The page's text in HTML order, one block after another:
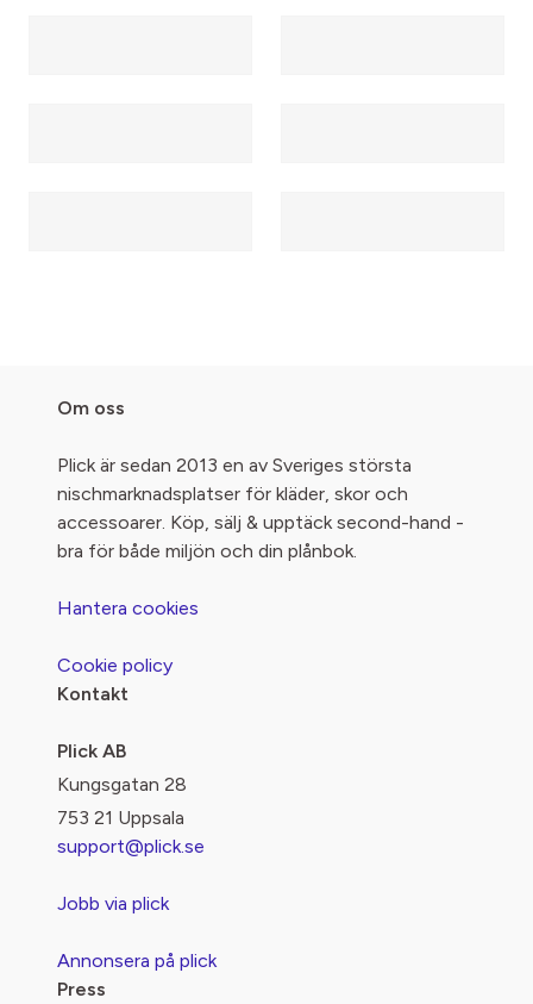
Om oss
Plick är sedan 2013 en av Sveriges största
nischmarknadsplatser för kläder, skor och
accessoarer. Köp, sälj & upptäck second-hand -
bra för både miljön och din plånbok.
Hantera cookies
Cookie policy
Kontakt
Plick AB
Kungsgatan 28
753 21 Uppsala
support@plick.se
Jobb via plick
Annonsera på plick
Press